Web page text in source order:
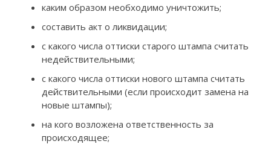
каким образом необходимо уничтожить;
составить акт о ликвидации;
с какого числа оттиски старого штампа считать
недействительными;
с какого числа оттиски нового штампа считать
действительными (если происходит замена на
новые штампы);
на кого возложена ответственность за
происходящее;